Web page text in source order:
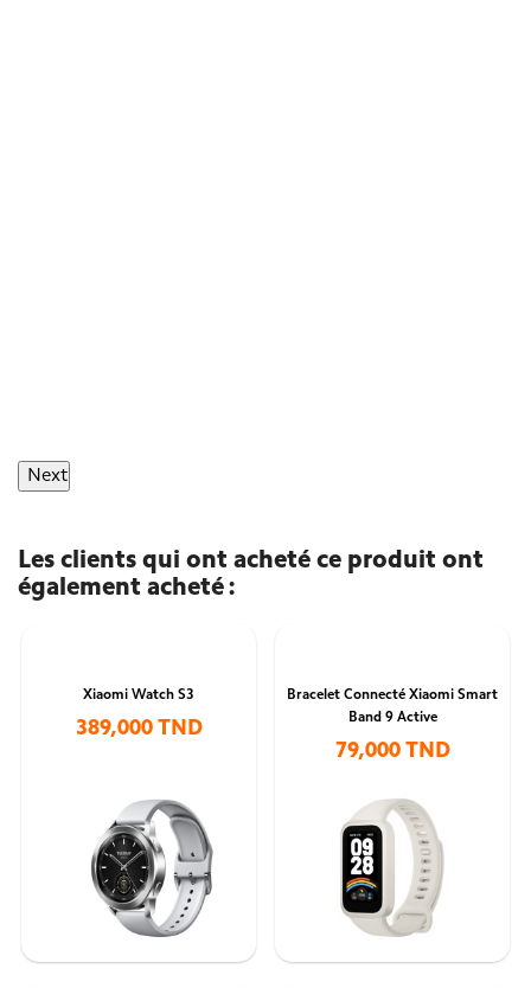
Next
Les clients qui ont acheté ce produit ont
également acheté :
Xiaomi Watch S3
389,000 TND
Bracelet Connecté Xiaomi Smart
Band 9 Active
79,000 TND